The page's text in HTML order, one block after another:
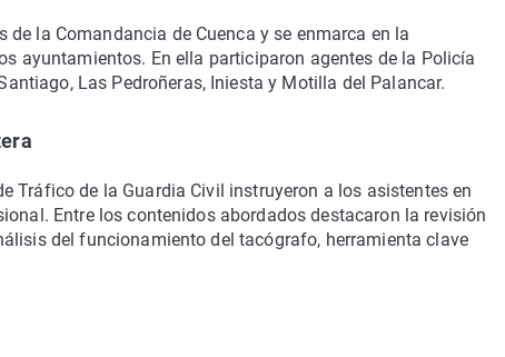
la Comandancia de Cuenca y se enmarca en la
ayuntamientos. En ella participaron agentes de la Policía
Las Pedroñeras, Iniesta y Motilla del Palancar.
Tráfico de la Guardia Civil instruyeron a los asistentes en
Entre los contenidos abordados destacaron la revisión
del funcionamiento del tacógrafo, herramienta clave